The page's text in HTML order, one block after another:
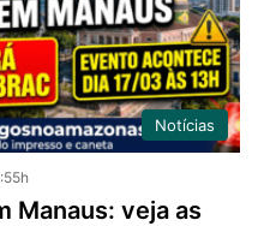
Notícias
Manaus: veja as